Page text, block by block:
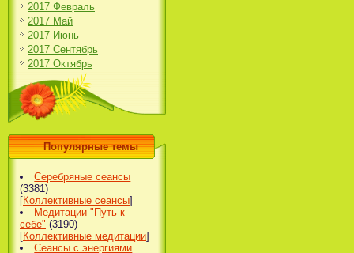
2017 Февраль
2017 Май
2017 Июнь
2017 Сентябрь
2017 Октябрь
Популярные темы
Серебряные сеансы
(3381)
[Коллективные сеансы]
Медитации "Путь к
себе" (3190)
[Коллективные медитации]
Сеансы с энергиями